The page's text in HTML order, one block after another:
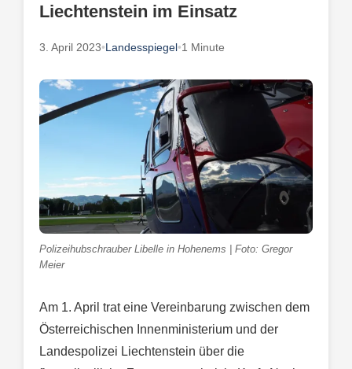
Liechtenstein im Einsatz
3. April 2023•Landesspiegel•1 Minute
Polizeihubschrauber Libelle in Hohenems | Foto: Gregor
Meier
Am 1. April trat eine Vereinbarung zwischen dem
Österreichischen Innenministerium und der
Landespolizei Liechtenstein über die